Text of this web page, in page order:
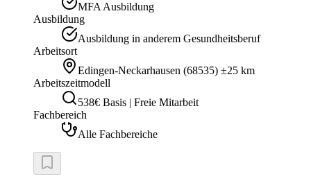
MFA Ausbildung
Ausbildung
Ausbildung in anderem Gesundheitsberuf
Arbeitsort
Edingen-Neckarhausen (68535) ±25 km
Arbeitszeitmodell
538€ Basis | Freie Mitarbeit
Fachbereich
Alle Fachbereiche